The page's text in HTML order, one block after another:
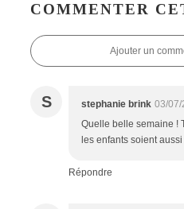
COMMENTER
Ajouter un
S stephanie brink 03/07/
Quelle belle semaine !
les enfants soient
Répondre